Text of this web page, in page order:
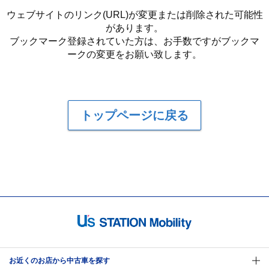
ウェブサイトのリンク(URL)が変更または削除された可能性
があります。
ブックマーク登録されていた方は、お手数ですがブックマ
ークの変更をお願い致します。
トップページに戻る
お近くのお店から中古車を探す